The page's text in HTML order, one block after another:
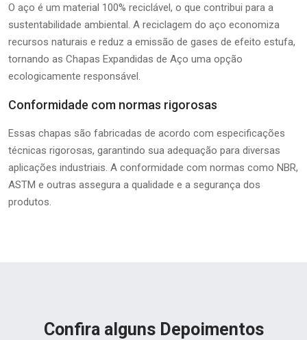
O aço é um material 100% reciclável, o que contribui para a
sustentabilidade ambiental. A reciclagem do aço economiza
recursos naturais e reduz a emissão de gases de efeito estufa,
tornando as Chapas Expandidas de Aço uma opção
ecologicamente responsável.
Conformidade com normas rigorosas
Essas chapas são fabricadas de acordo com especificações
técnicas rigorosas, garantindo sua adequação para diversas
aplicações industriais. A conformidade com normas como NBR,
ASTM e outras assegura a qualidade e a segurança dos
produtos.
Confira alguns Depoimentos